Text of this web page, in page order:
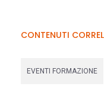
CONTENUTI
EVENTI FORMAZIONE